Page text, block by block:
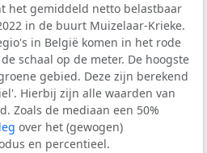
het gemiddeld netto belastbaar
in de buurt Muizelaar-Krieke.
in België komen in het rode
schaal op de meter. De hoogste
gebied. Deze zijn berekend
Hierbij zijn alle waarden van
Zoals de mediaan een 50%
over het (gewogen)
en percentieel.